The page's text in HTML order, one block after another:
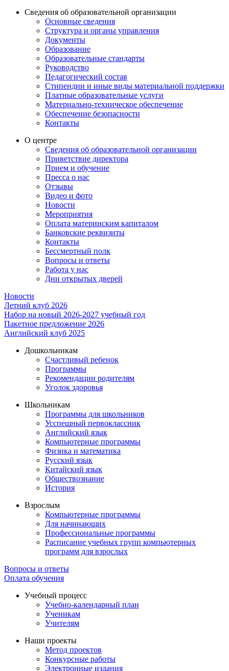
Сведения об образовательной организации
Основные сведения
Структура и органы управления
Документы
Образование
Образовательные стандарты
Руководство
Педагогический состав
Стипендии и иные виды материальной поддержки
Платные образовательные услуги
Материально-техническое обеспечение
Обеспечение безопасности
Контакты
О центре
Сведения об образовательной организации
Приветствие директора
Прием и обучение
Пресса о нас
Отзывы
Видео и фото
Новости
Мероприятия
Оплата материнским капиталом
Банковские реквизиты
Контакты
Бессмертный полк
Вопросы и ответы
Работа у нас
Дни открытых дверей
Новости
Летний клуб 2026
Набор на новый 2026-2027 учебный год
Пакетное предложение 2026
Английский клуб 2025
Дошкольникам
Счастливый ребенок
Программы
Рекомендации родителям
Уголок здоровья
Школьникам
Программы для школьников
Усспешный первоклассник
Английский язык
Компьютерные программы
Физика и математика
Русский язык
Китайский язык
Обществознание
История
Взрослым
Компьютерные программы
Для начинающих
Профессиональные программы
Расписание учебных групп компьютерных
программ для взрослых
Вопросы и ответы
Оплата обучения
Учебный процесс
Учебно-календарный план
Ученикам
Учителям
Наши проекты
Метод проектов
Конкурсные работы
Электронные издания